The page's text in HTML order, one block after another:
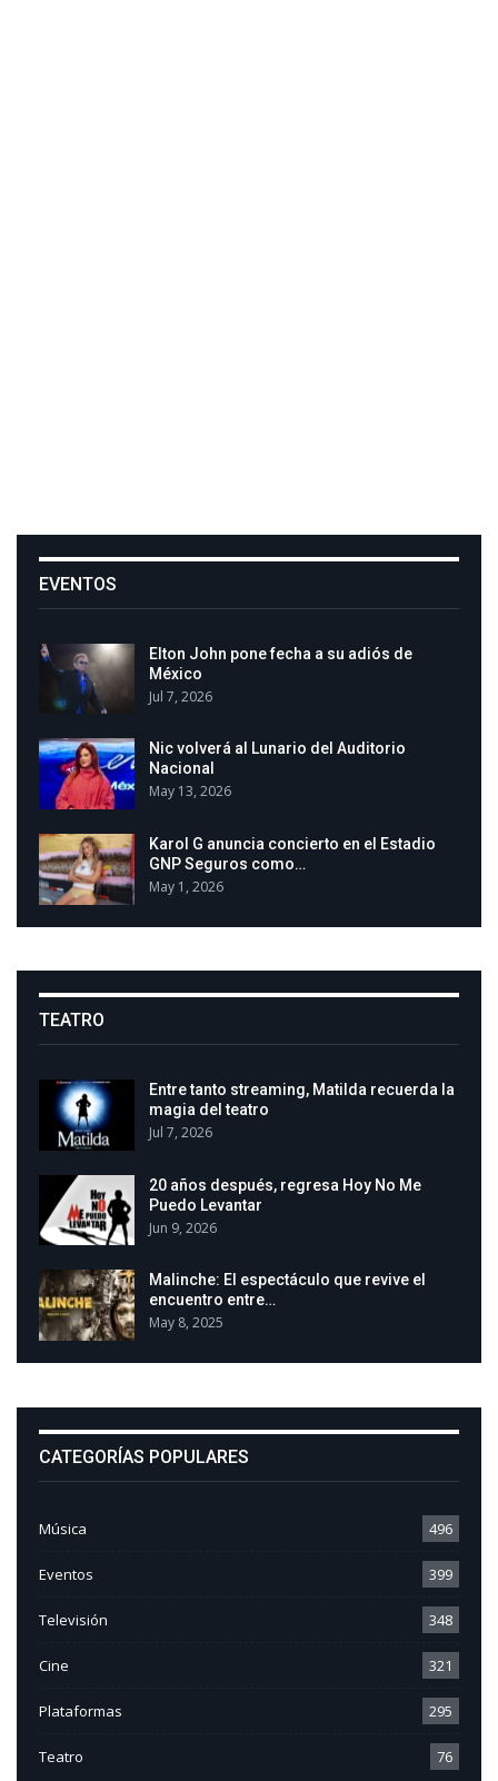
EVENTOS
Elton John pone fecha a su adiós de
México
Jul 7, 2026
Nic volverá al Lunario del Auditorio
Nacional
May 13, 2026
Karol G anuncia concierto en el Estadio
GNP Seguros como…
May 1, 2026
TEATRO
Entre tanto streaming, Matilda recuerda la
magia del teatro
Jul 7, 2026
20 años después, regresa Hoy No Me
Puedo Levantar
Jun 9, 2026
Malinche: El espectáculo que revive el
encuentro entre…
May 8, 2025
CATEGORÍAS POPULARES
Música 496
Eventos 399
Televisión 348
Cine 321
Plataformas 295
Teatro 76